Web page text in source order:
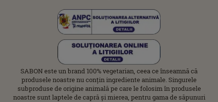
SABON este un brand 100% vegetarian, ceea ce înseamnă că
produsele noastre nu conțin ingrediente animale. Singurele
subproduse de origine animală pe care le folosim în produsele
noastre sunt laptele de capră și mierea, pentru gama de săpunuri